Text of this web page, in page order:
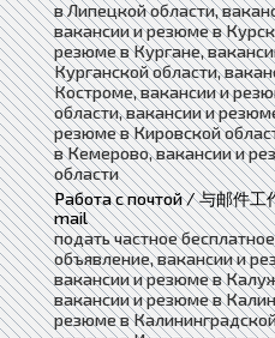
в Липецкой области,
вакансии и резюме в
резюме в Кургане,
Курганской области,
Костроме, вакансии и
области, вакансии и
резюме в Кировской
в Кемерово, вакансии и
области
Работа с почтой / 与邮件
mail
подать частное
объявление, вакансии и
вакансии и резюме в
вакансии и резюме в
резюме в